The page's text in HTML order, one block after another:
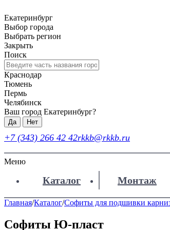
Екатеринбург
Выбор города
Выбрать регион
Закрыть
Поиск
Краснодар
Тюмень
Пермь
Челябинск
Ваш город Екатеринбург?
Да Нет
+7 (343) 266 42 42rkkb@rkkb.ru
Меню
Каталог Монтаж
Главная/Каталог/Софиты для подшивки
Софиты Ю-пласт